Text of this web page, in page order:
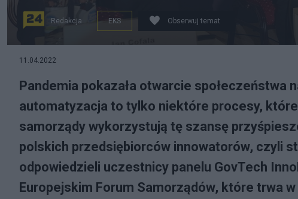
Redakcja EKS Obserwuj temat
11.04.2022
Pandemia pokazała otwarcie społeczeństwa
automatyzacja to tylko niektóre procesy,
samorządy wykorzystują tę szansę
polskich przedsiębiorców innowatorów, czyli
odpowiedzieli uczestnicy panelu GovTech
Europejskim Forum Samorządów, które trwa w